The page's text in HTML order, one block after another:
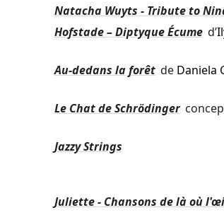
Natacha Wuyts - Tribute to
Hofstade – Diptyque Écume d’
Au-dedans la forêt de Daniela
Le Chat de Schrödinger
Jazzy Strings
Juliette - Chansons de là où